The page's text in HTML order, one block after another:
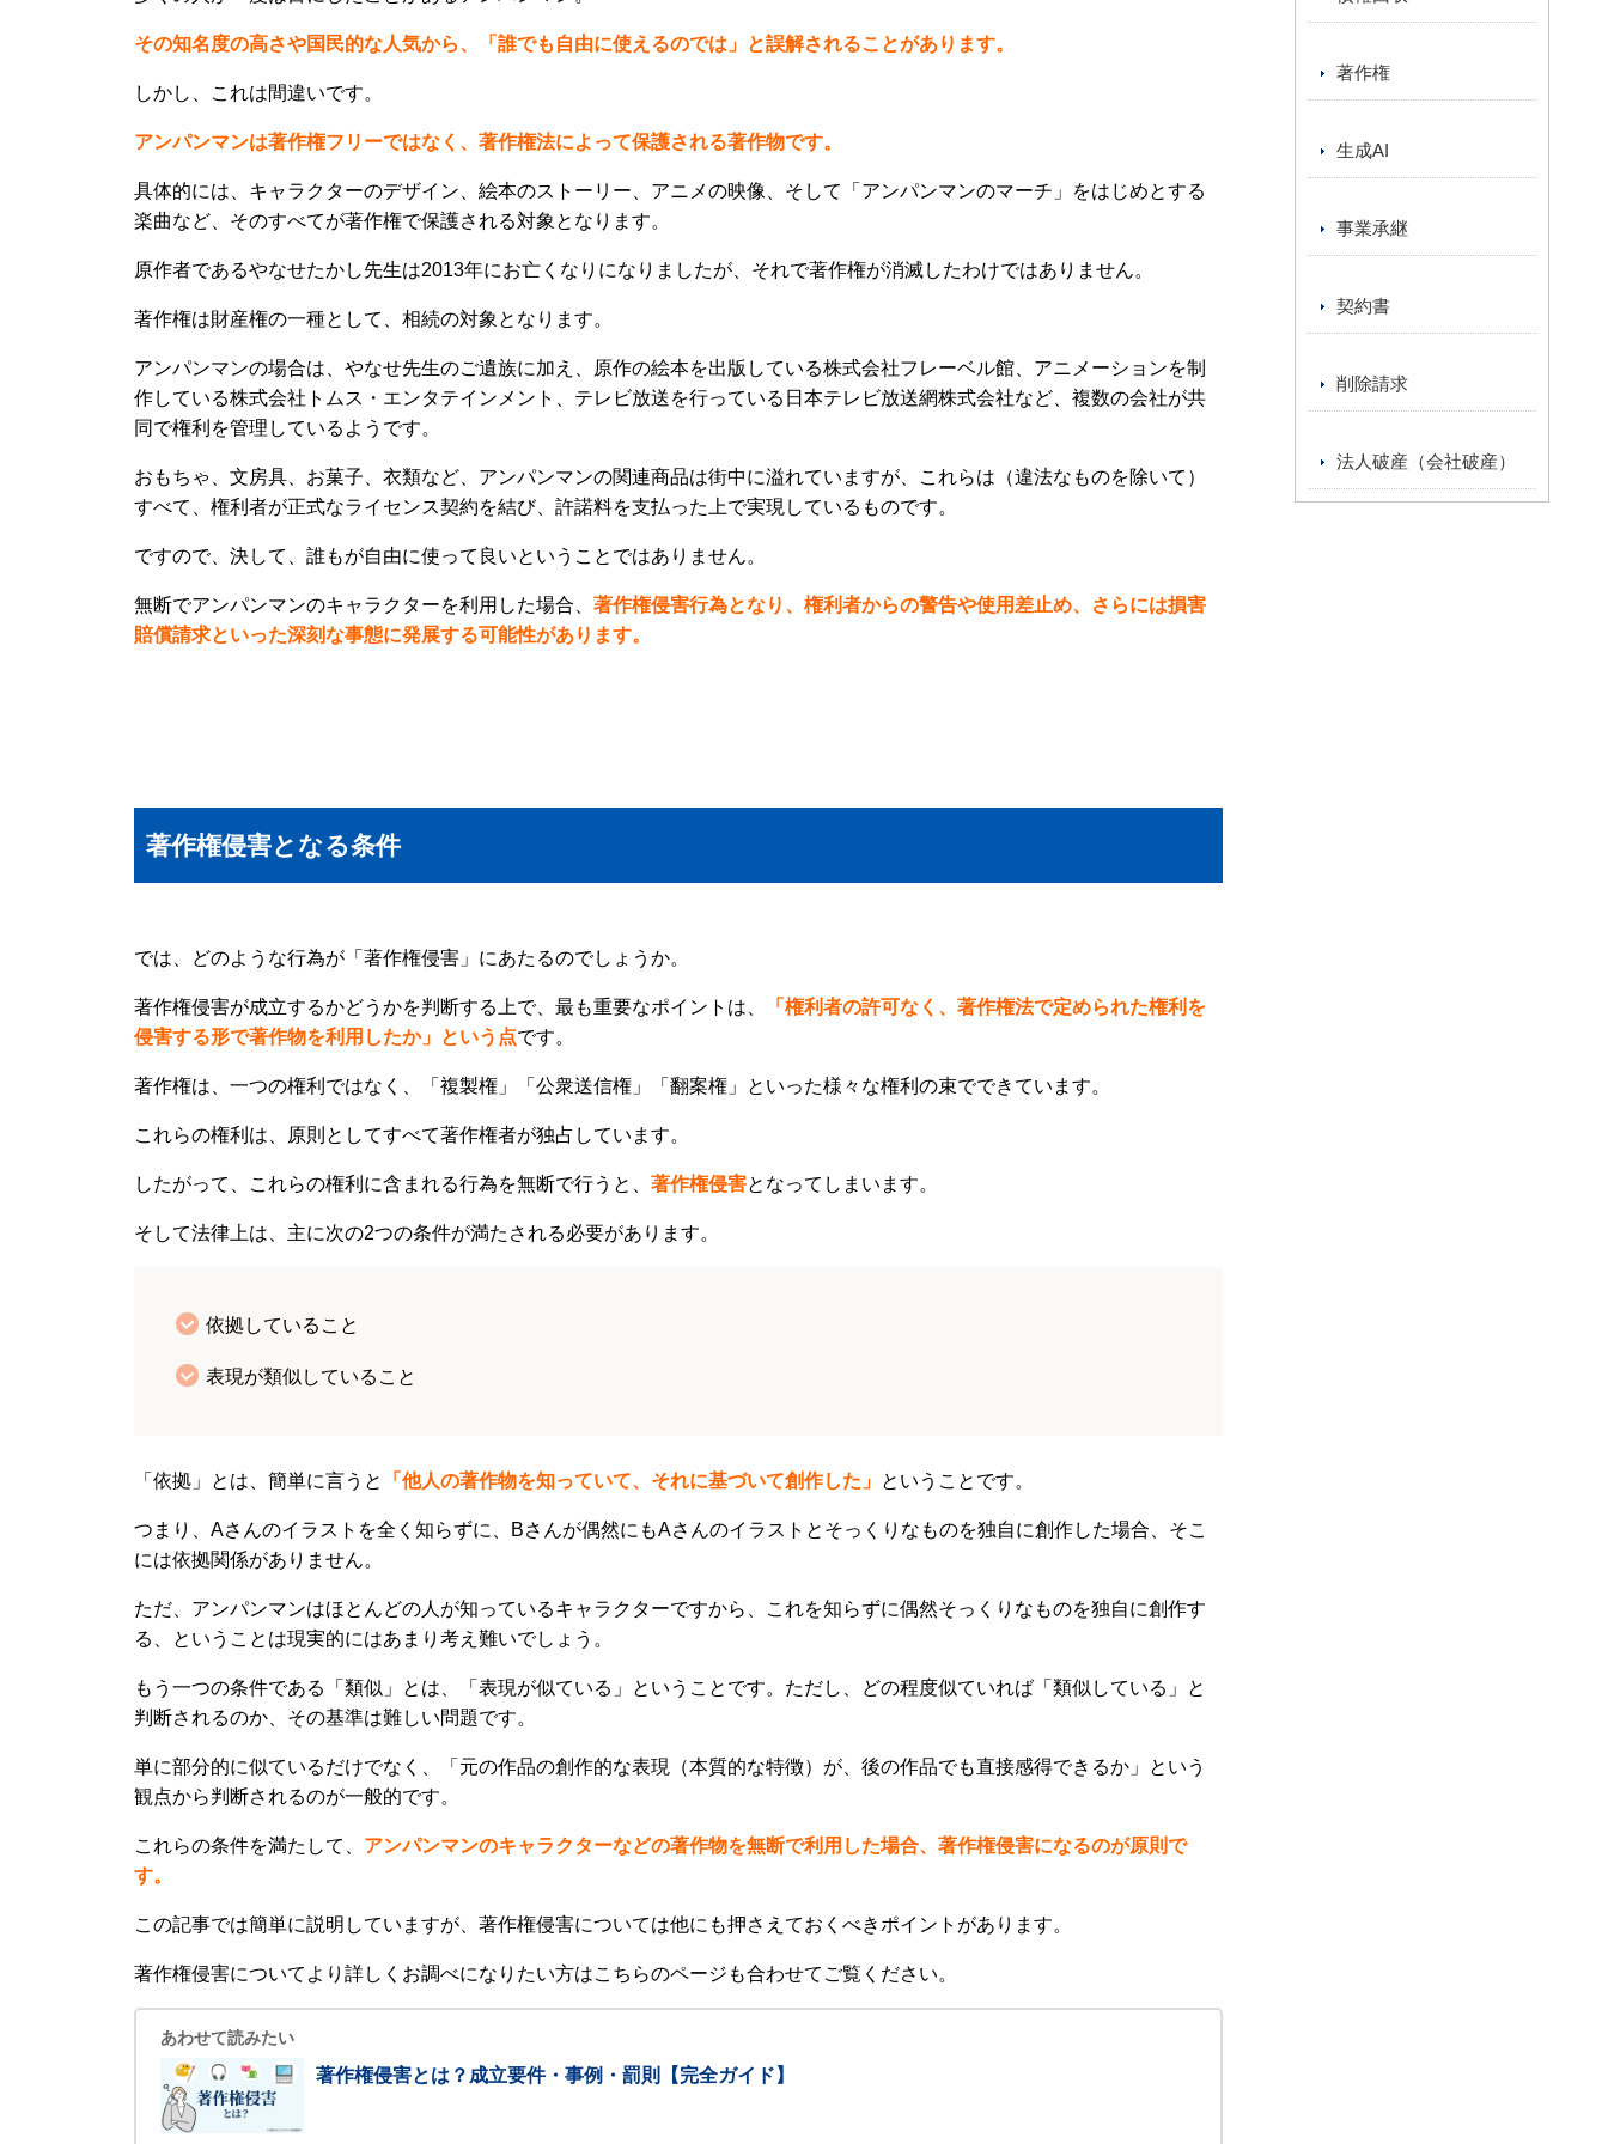
その知名度の高さや国民的な人気から、「誰でも自由に使えるのでは」と誤解されることがあります。
しかし、これは間違いです。
アンパンマンは著作権フリーではなく、著作権法によって保護される著作物です。
具体的には、キャラクターのデザイン、絵本のストーリー、アニメの映像、そして「アンパンマンのマーチ」をはじめとする
楽曲など、そのすべてが著作権で保護される対象となります。
原作者であるやなせたかし先生は2013年にお亡くなりになりましたが、それで著作権が消滅したわけではありません。
著作権は財産権の一種として、相続の対象となります。
アンパンマンの場合は、やなせ先生のご遺族に加え、原作の絵本を出版している株式会社フレーベル館、アニメーションを制
作している株式会社トムス・エンタテインメント、テレビ放送を行っている日本テレビ放送網株式会社など、複数の会社が共
同で権利を管理しているようです。
おもちゃ、文房具、お菓子、衣類など、アンパンマンの関連商品は街中に溢れていますが、これらは（違法なものを除いて）
すべて、権利者が正式なライセンス契約を結び、許諾料を支払った上で実現しているものです。
ですので、決して、誰もが自由に使って良いということではありません。
無断でアンパンマンのキャラクターを利用した場合、 著作権侵害行為となり、権利者からの警告や使用差止め、さらには損害
賠償請求といった深刻な事態に発展する可能性があります。
著作権侵害となる条件
では、どのような行為が「著作権侵害」にあたるのでしょうか。
著作権侵害が成立するかどうかを判断する上で、最も重要なポイントは、
「権利者の許可なく、著作権法で定められた権利を
侵害する形で著作物を利用したか」という点です。
著作権は、一つの権利ではなく、「複製権」「公衆送信権」「翻案権」といった様々な権利の束でできています。
これらの権利は、原則としてすべて著作権者が独占しています。
したがって、これらの権利に含まれる行為を無断で行うと、 著作権侵害となってしまいます。
そして法律上は、主に次の2つの条件が満たされる必要があります。
依拠していること
表現が類似していること
「依拠」とは、簡単に言うと 「他人の著作物を知っていて、それに基づいて創作した」 ということです。
つまり、Aさんのイラストを全く知らずに、Bさんが偶然にもAさんのイラストとそっくりなものを独自に創作した場合、そこ
には依拠関係がありません。
ただ、アンパンマンはほとんどの人が知っているキャラクターですから、これを知らずに偶然そっくりなものを独自に創作す
る、ということは現実的にはあまり考え難いでしょう。
もう一つの条件である「類似」とは、「表現が似ている」ということです。ただし、どの程度似ていれば「類似している」と
判断されるのか、その基準は難しい問題です。
単に部分的に似ているだけでなく、「元の作品の創作的な表現（本質的な特徴）が、後の作品でも直接感得できるか」という
観点から判断されるのが一般的です。
これらの条件を満たして、 アンパンマンのキャラクターなどの著作物を無断で利用した場合、著作権侵害になるのが原則で
す。
この記事では簡単に説明していますが、著作権侵害については他にも押さえておくべきポイントがあります。
著作権侵害についてより詳しくお調べになりたい方はこちらのページも合わせてご覧ください。
あわせて読みたい
著作権侵害とは？成立要件・事例・罰則【完全ガイド】
著作権
生成AI
事業承継
契約書
削除請求
法人破産（会社破産）